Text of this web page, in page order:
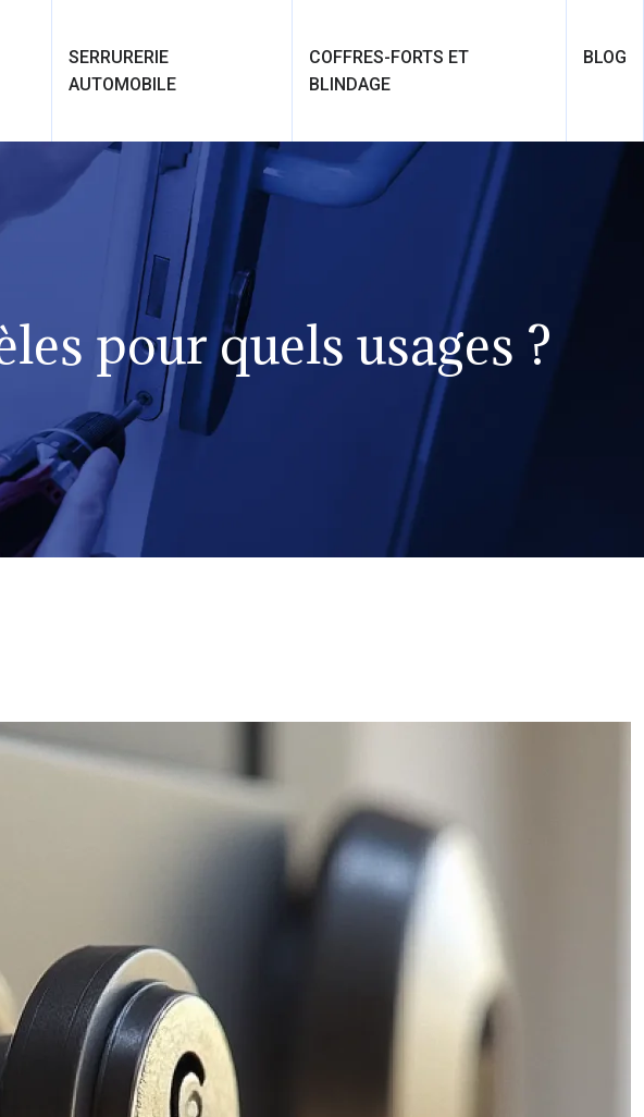
SERRURERIE
AUTOMOBILE
COFFRES-FORTS ET
BLINDAGE
BLOG
pour quels usages ?